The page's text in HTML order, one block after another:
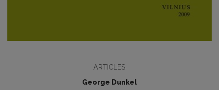
ARTICLES
George Dunkel